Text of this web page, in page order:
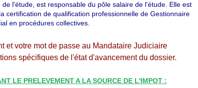
l'étude, est responsable du pôle salaire de l'étude. Elle est
certification de qualification professionnelle de Gestionnaire
en procédures collectives.
et votre mot de passe au Mandataire Judiciaire
spécifiques de l'état d'avancement du dossier.
LE PRELEVEMENT A LA SOURCE DE L'IMPOT :